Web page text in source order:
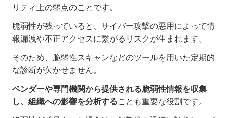
リティ上の弱点のことです。
脆弱性が残っていると、サイバー攻撃の悪用によって情
報漏洩や不正アクセスに繋がるリスクが生まれます。
そのため、脆弱性スキャンなどのツールを用いた定期的
な診断が欠かせません。
ベンダーや専門機関から提供される脆弱性情報を収集
し、組織への影響を分析することも重要な役割です。